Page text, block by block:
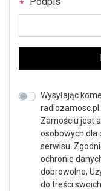
Wysyłając
Zamościu jest
osobowych dla
serwisu.
ochronie
dobrowolne,
do treści